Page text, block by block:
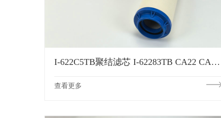
I-622C5TB聚结滤芯 I-62283TB CA22 CA222 CAA225SB 4016851 P7559 FPK-I-622C5TB FH58738 SN40342滤芯
查看更多